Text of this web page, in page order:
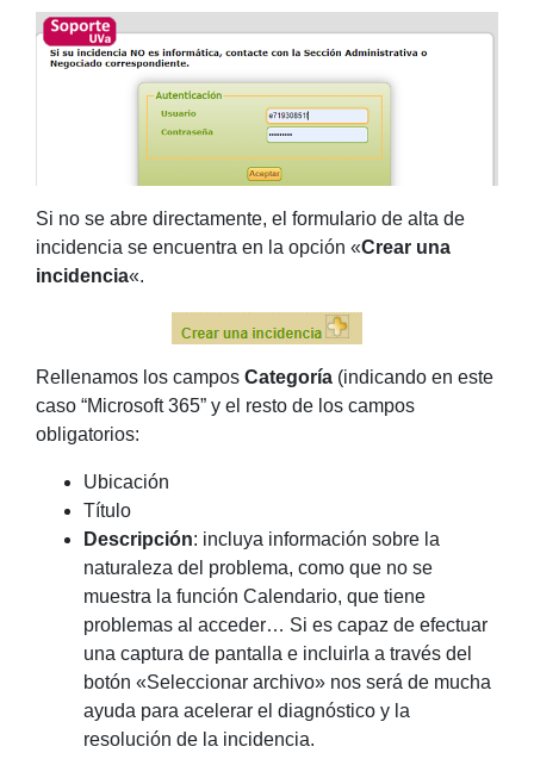
Si no se abre directamente, el formulario de alta de
incidencia se encuentra en la opción «Crear una
incidencia«.
Rellenamos los campos Categoría (indicando en este
caso “Microsoft 365” y el resto de los campos
obligatorios:
Ubicación
Título
Descripción: incluya información sobre la
naturaleza del problema, como que no se
muestra la función Calendario, que tiene
problemas al acceder… Si es capaz de efectuar
una captura de pantalla e incluirla a través del
botón «Seleccionar archivo» nos será de mucha
ayuda para acelerar el diagnóstico y la
resolución de la incidencia.